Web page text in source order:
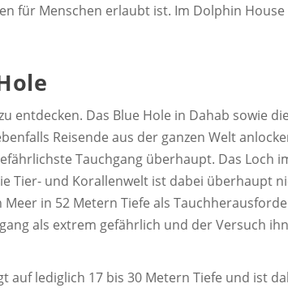
für Menschen erlaubt ist. Im Dolphin
Das Blue Hole in Dahab sowie
Reisende aus der ganzen Welt
Tauchgang überhaupt. Das Loch
Tier- und Korallenwelt ist dabei überhaupt
in 52 Metern Tiefe als
als extrem gefährlich und der Versuch
auf lediglich 17 bis 30 Metern Tiefe und ist